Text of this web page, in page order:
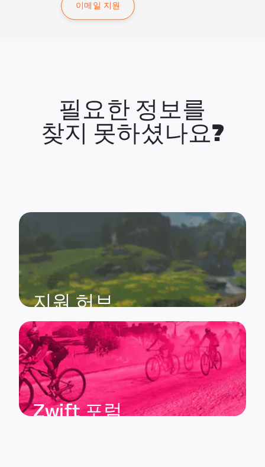
이메일 지원
필요한 정보를
찾지 못하셨나요?
지원 허브
Zwift 포럼